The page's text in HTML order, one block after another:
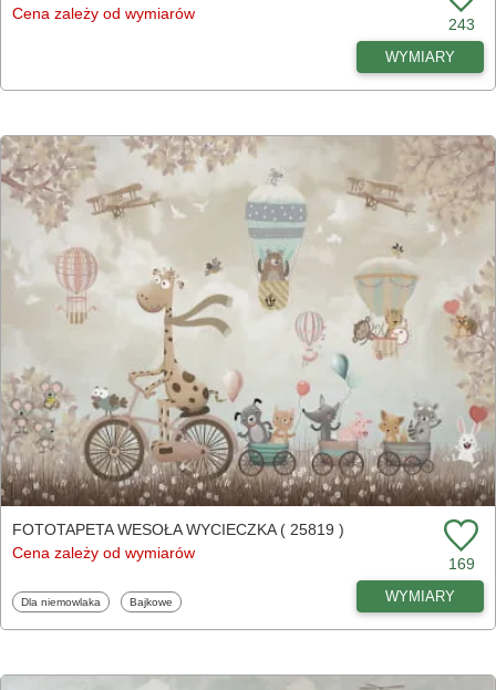
Cena zależy od wymiarów
243
WYMIARY
FOTOTAPETA WESOŁA WYCIECZKA ( 25819 )
Cena zależy od wymiarów
169
Fototapety
Dla niemowlaka Fototapety
Bajkowe WYMIARY